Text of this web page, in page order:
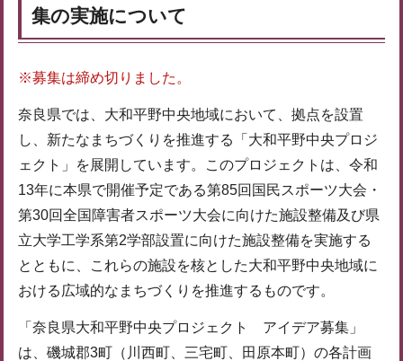
集の実施について
※募集は締め切りました。
奈良県では、大和平野中央地域において、拠点を設置
し、新たなまちづくりを推進する「大和平野中央プロジ
ェクト」を展開しています。このプロジェクトは、令和
13年に本県で開催予定である第85回国民スポーツ大会・
第30回全国障害者スポーツ大会に向けた施設整備及び県
立大学工学系第2学部設置に向けた施設整備を実施する
とともに、これらの施設を核とした大和平野中央地域に
おける広域的なまちづくりを推進するものです。
「奈良県大和平野中央プロジェクト アイデア募集」
は、磯城郡3町（川西町、三宅町、田原本町）の各計画